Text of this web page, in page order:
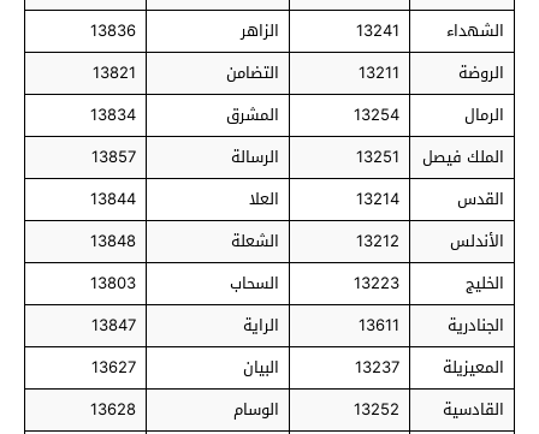
الشهداء
13241 الزاهر
13836
الروضة
13211 التضامن
13821
الرمال
13254 المشرق
13834
الملك فيصل
13251 الرسالة
13857
القدس
13214 العلا
13844
الأندلس
13212 الشعلة
13848
الخليج
13223 السحاب
13803
الجنادرية
13611 الراية
13847
المعيزيلة
13237 البيان
13627
القادسية
13252 الوسام
13628